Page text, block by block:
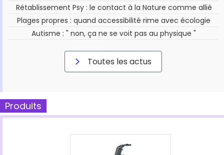
Rétablissement Psy : le contact à la Nature comme allié
Plages propres : quand accessibilité rime avec écologie
Autisme : " non, ça ne se voit pas au physique "
Toutes les actus
Produits